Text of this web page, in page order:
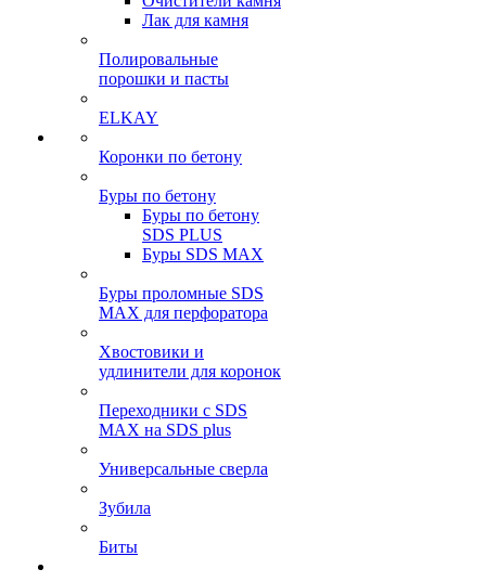
Лак для камня
Полировальные
порошки и пасты
ELKAY
Коронки по бетону
Буры по бетону
Буры по бетону
SDS PLUS
Буры SDS MAX
Буры проломные SDS
MAX для перфоратора
Хвостовики и
удлинители для коронок
Переходники с SDS
MAX на SDS plus
Универсальные сверла
Зубила
Биты